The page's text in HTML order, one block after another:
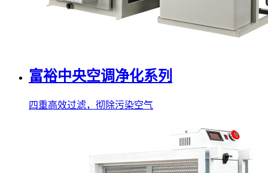
富裕中央空调净化系列
四重高效过滤，彻除污染空气